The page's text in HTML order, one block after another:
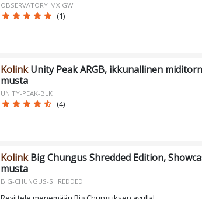
OBSERVATORY-MX-GW
star star star star star (1)
KolinkUnity Peak ARGB, ikkunallinen
musta
UNITY-PEAK-BLK
star star star star star_half (4)
KolinkBig Chungus Shredded Edition,
musta
BIG-CHUNGUS-SHREDDED